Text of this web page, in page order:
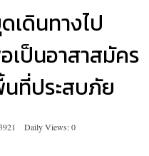
ดินทางไป
เป็นอาสาสมัคร
ที่ประสบภัย
Daily Views: 0